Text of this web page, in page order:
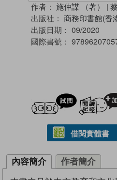
作者： 施仲謀 （著） |
出版社： 商務印書館(香
出版日期： 09/2020
國際書號：
試閲
借閱實體書
內容簡介 作者簡介